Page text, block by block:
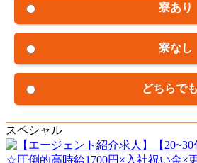
寮あり
寮なし
どちらで
スペシャル